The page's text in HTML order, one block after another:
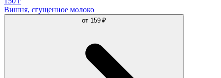
Вишня, сгущенное молоко
от 159 ₽